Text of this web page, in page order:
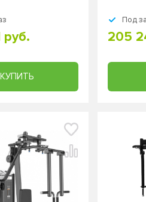
руб.
КУПИТЬ
Под
205